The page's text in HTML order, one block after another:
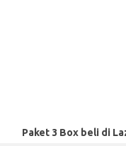
Paket 3 Box beli di